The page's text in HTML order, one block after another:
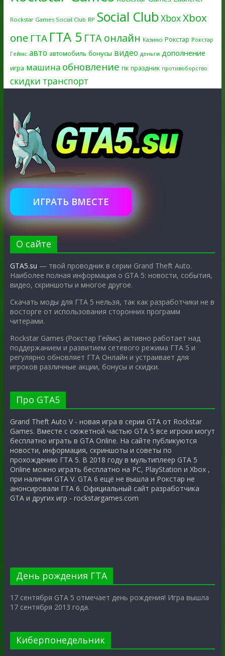
Rockstar Games Social Club RP Social Club XboxXbox
one ГТА ГТА 5 ГТА онлайн Казино Рокстар Рокстар
Геймс авто автомобиль бонусы видео деньги дополнение
игра машина обновление пк праздник противоборство
скидки транспорт
ИГРАТЬ ВМЕСТЕ
О сайте
GTA5.su — твой проводник в серии Grand Theft Auto.
Наиболее полная информация о GTA 5: новости, события,
видео, скриншоты и многое другое.
Скачать моды для ГТА 5 нельзя, так как разработчики не в
восторге от использования сторонних программ
читерами.
Rockstar Games (Рокстар Геймс) активно работает над
поддержанием и развитием сетевого режима ГТА 5 и
регулярно обновляет ГТА Онлайн и устраивает для
игроков различные акции, бонусы и скидки.
Про GTA5
Grand Theft Auto V - новая игра в серии GTA от Rockstar
Games. Вместе с сюжетной частью GTA 5 все игроки могут
бесплатно играть в GTA Online. На сайте публикуются
новости, информация, скриншоты и советы по
прохождению ГТА 5. В 2018 году в мультиплеер GTA 5
Online можно играть бесплатно на PC, PlayStation и Xbox ,
при наличии GTA V. GTA 6 ещё не вышла и Рокстар не
анонсировали ГТА 6. Официальный сайт разработчика
GTA и других игр - rockstargames.com
День рождения ГТА
17 сентября GTA 5 отмечает день рождения! Игра вышла
17 сентября 2013 года.
Киберпонедельник